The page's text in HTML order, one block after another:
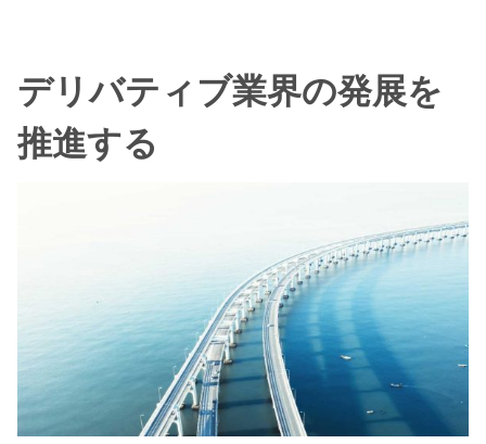
デリバティブ業界の発展を
推進する